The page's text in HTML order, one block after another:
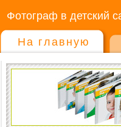
Фотограф в детский
На главную